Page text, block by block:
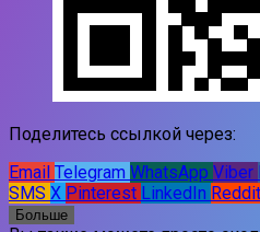
Поделитесь ссылкой через:
Email Telegram WhatsApp Viber
SMS X Pinterest LinkedIn Reddit
Больше